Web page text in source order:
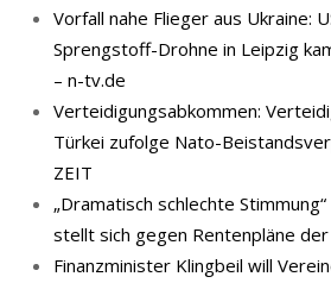
Vorfall nahe Flieger aus Ukraine:
Sprengstoff-Drohne in Leipzig
– n-tv.de
Verteidigungsabkommen:
Türkei zufolge Nato-
ZEIT
„Dramatisch schlechte
stellt sich gegen Rentenpläne
Finanzminister Klingbeil will